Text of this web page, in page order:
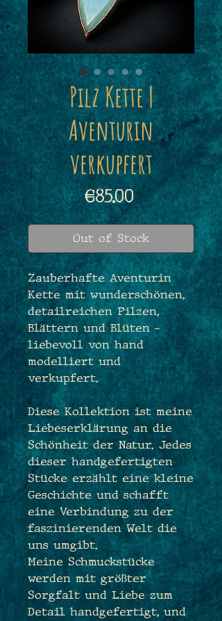
Pilz Kette |
Aventurin
verkupfert
€85.00Price
Out of Stock
Zauberhafte Aventurin
Kette mit wunderschönen,
detailreichen Pilzen,
Blättern und Blüten -
liebevoll von hand
modelliert und
verkupfert.
Diese Kollektion ist meine
Liebeserklärung an die
Schönheit der Natur. Jedes
dieser handgefertigten
Stücke erzählt eine kleine
Geschichte und schafft
eine Verbindung zu der
faszinierenden Welt die
uns umgibt.
Meine Schmuckstücke
werden mit größter
Sorgfalt und Liebe zum
Detail handgefertigt, und